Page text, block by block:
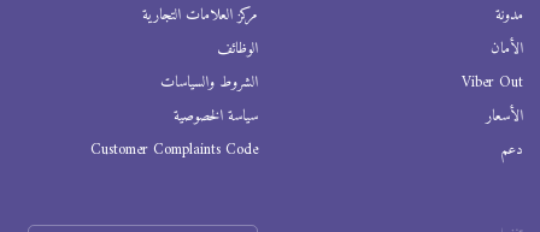
مدونة
الأمان
Viber Out
الأسعار
دعم
مركز العلامات التجارية
الوظائف
الشروط والسياسات
سياسة الخصوصية
Customer Complaints Code